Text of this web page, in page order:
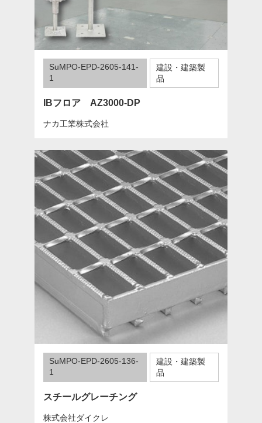
SuMPO-EPD-2605-141-
1
建設・建築製
品
IBフロア AZ3000-DP
ナカ工業株式会社
SuMPO-EPD-2605-136-
1
建設・建築製
品
スチールグレーチング
株式会社ダイクレ